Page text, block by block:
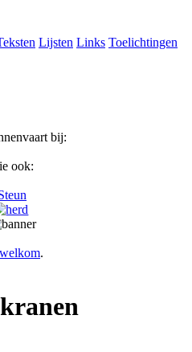
Lijsten Links Toelichtingen
bij:
ook:
.